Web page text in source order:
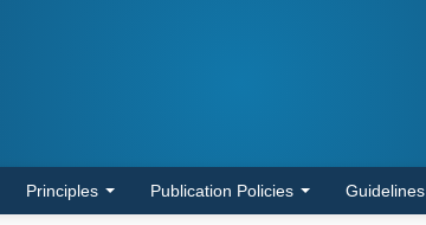
Principles Publication Policies Guidelines